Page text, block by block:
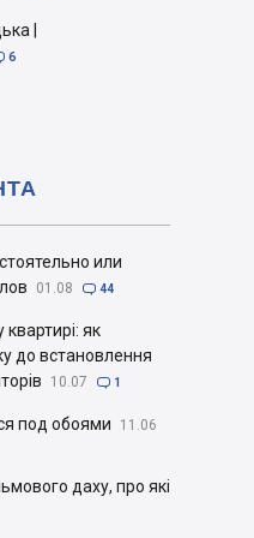
|
6
или
01.08  44
як
до встановлення
10.07  1
под обоями 11.06
даху, про які